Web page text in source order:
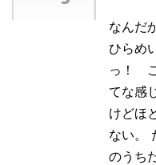
なんだ
ひらめ
っ！
てな感
けどほ
ない。
のうち